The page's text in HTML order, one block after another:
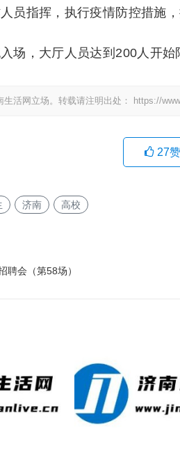
指挥，执行疫情防控措施，
，大厅人员达到200人开始
活网立场。转载请注明出处： https://
27赞
济南 高校
聘会（第58场）